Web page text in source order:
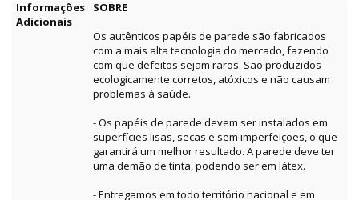
Informações
Adicionais
SOBRE
Os autênticos papéis de parede são fabricados
com a mais alta tecnologia do mercado, fazendo
com que defeitos sejam raros. São produzidos
ecologicamente corretos, atóxicos e não causam
problemas à saúde.
- Os papéis de parede devem ser instalados em
superfícies lisas, secas e sem imperfeições, o que
garantirá um melhor resultado. A parede deve ter
uma demão de tinta, podendo ser em látex.
- Entregamos em todo território nacional e em